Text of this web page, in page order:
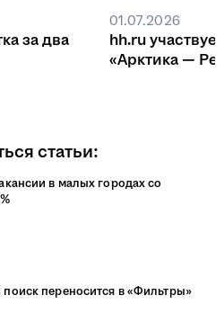
за два
01.07.2026
hh.ru
«Арктика —
статьи:
в малых городах со
переносится в «Фильтры»